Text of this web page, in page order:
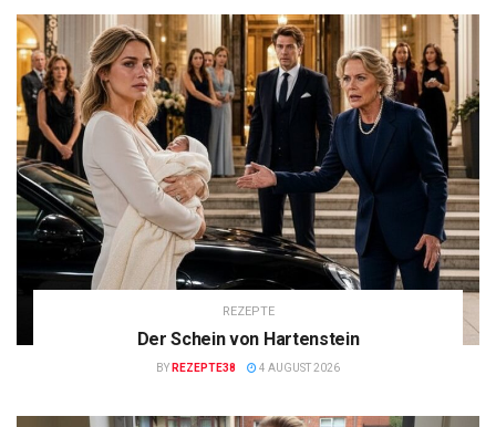
REZEPTE
Der Schein von Hartenstein
BY REZEPTE38 4 AUGUST 2026